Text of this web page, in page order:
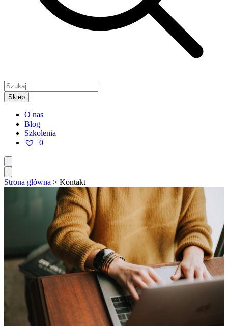
Sklep
O nas
Blog
Szkolenia
0
Strona główna > Kontakt